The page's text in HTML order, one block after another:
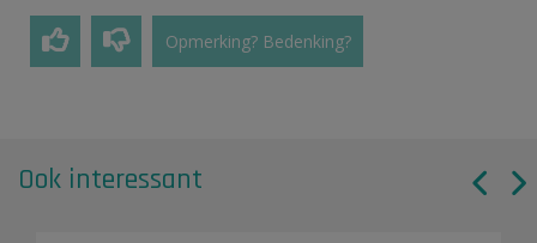
Opmerking? Bedenking?
Ook interessant